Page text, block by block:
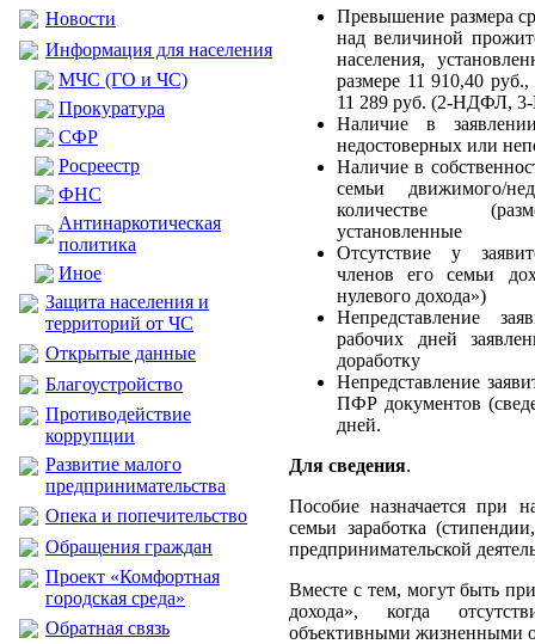
Новости
Информация для населения
МЧС (ГО и ЧС)
Прокуратура
CФР
Росреестр
ФНС
Антинаркотическая
политика
Иное
Защита населения и
территорий от ЧС
Открытые данные
Благоустройство
Противодействие
коррупции
Развитие малого
предпринимательства
Опека и попечительство
Обращения граждан
Проект «Комфортная
городская среда»
Обратная связь
Превышение размера
над величиной
населения,
размере 11 910,40
11 289 руб. (2-НДФЛ,
Наличие в
недостоверных или
Наличие в
семьи движимого/
количестве
установленные
Отсутствие у
членов его семьи
нулевого дохода»)
Непредставление
рабочих дней
доработку
Непредставление
ПФР документов
дней.
Для сведения.
Пособие назначается при
семьи заработка
предпринимательской
Вместе с тем, могут быть
дохода», когда
объективными жизненными